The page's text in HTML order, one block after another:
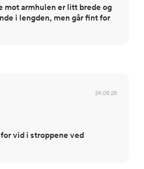
mot armhulen er litt brede og
i lengden, men går fint for
24.06.26
vid i stroppene ved